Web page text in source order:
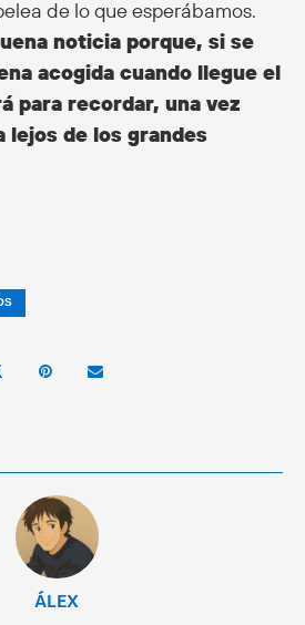
de lo que esperábamos.
noticia porque, si se
acogida cuando llegue el
para recordar, una vez
lejos de los grandes
ÁLEX